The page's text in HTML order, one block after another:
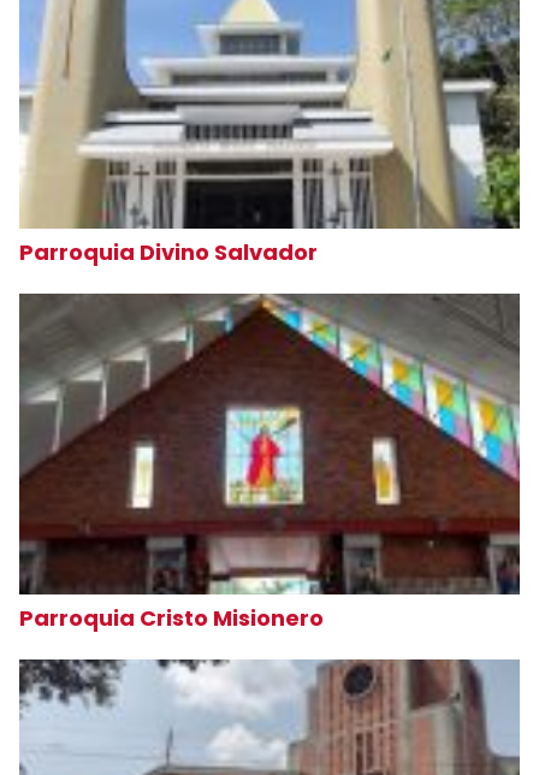
Parroquia Divino Salvador
Parroquia Cristo Misionero